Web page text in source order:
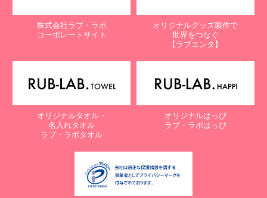
株式会社ラブ・ラボ
コーポレートサイト
オリジナルグッズ製作で
世界をつなぐ
【ラブエンタ】
オリジナルタオル・
名入れタオル
ラブ・ラボタオル
オリジナルはっぴ
ラブ・ラボはっぴ